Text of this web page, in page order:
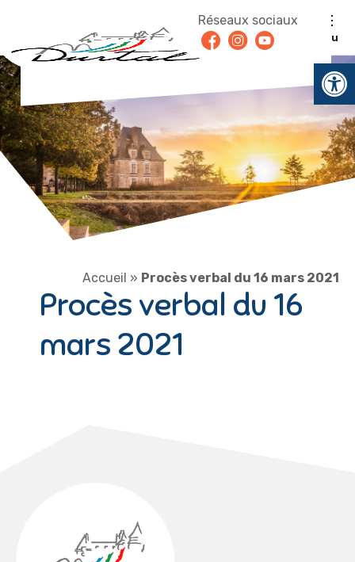
Menu
Réseaux sociaux
FacebookInstagram
Youtube
Accueil » Procès verbal du 16 mars 2021
Procès verbal du 16
mars 2021